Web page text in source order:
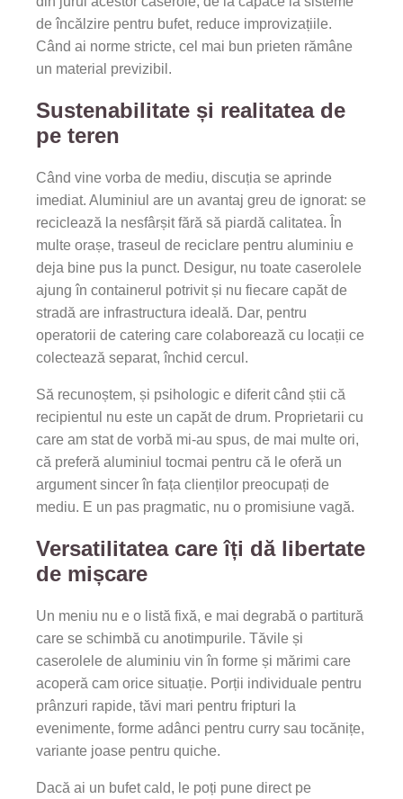
de încălzire pentru bufet, reduce improvizațiile.
Când ai norme stricte, cel mai bun prieten rămâne
un material previzibil.
Sustenabilitate și realitatea de
pe teren
Când vine vorba de mediu, discuția se aprinde
imediat. Aluminiul are un avantaj greu de ignorat: se
reciclează la nesfârșit fără să piardă calitatea. În
multe orașe, traseul de reciclare pentru aluminiu e
deja bine pus la punct. Desigur, nu toate caserolele
ajung în containerul potrivit și nu fiecare capăt de
stradă are infrastructura ideală. Dar, pentru
operatorii de catering care colaborează cu locații ce
colectează separat, închid cercul.
Să recunoștem, și psihologic e diferit când știi că
recipientul nu este un capăt de drum. Proprietarii cu
care am stat de vorbă mi-au spus, de mai multe ori,
că preferă aluminiul tocmai pentru că le oferă un
argument sincer în fața clienților preocupați de
mediu. E un pas pragmatic, nu o promisiune vagă.
Versatilitatea care îți dă libertate
de mișcare
Un meniu nu e o listă fixă, e mai degrabă o partitură
care se schimbă cu anotimpurile. Tăvile și
caserolele de aluminiu vin în forme și mărimi care
acoperă cam orice situație. Porții individuale pentru
prânzuri rapide, tăvi mari pentru fripturi la
evenimente, forme adânci pentru curry sau tocănițe,
variante joase pentru quiche.
Dacă ai un bufet cald, le poți pune direct pe